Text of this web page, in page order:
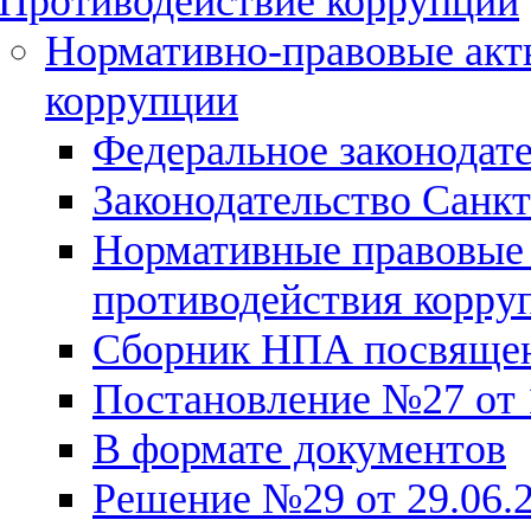
Нормативно-правовые
коррупции
Федеральное
Законодательство
Нормативные
противодействия
Сборник НПА
Постановление №27 от
В формате документов
Решение №29 от